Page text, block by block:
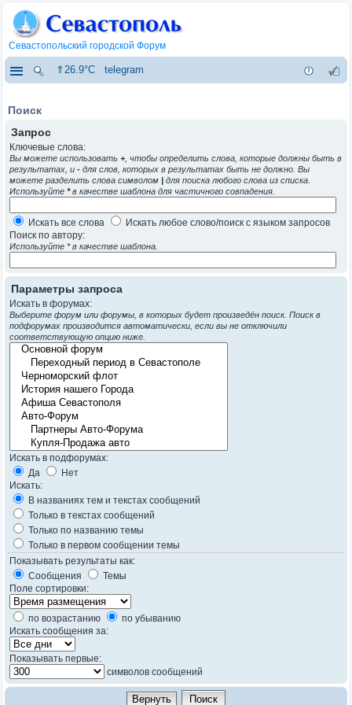
Севастопольский городской Форум
⇑26.9°C telegram
Поиск
Запрос
Ключевые слова:
Вы можете использовать +, чтобы определить слова, которые должны быть в
результатах, и - для слов, которых в результатах быть не должно. Вы
можете разделить слова символом | для поиска любого слова из списка.
Используйте *в качестве шаблона для частичного совпадения.
Искать все слова
Искать любое слово/поиск с языком запросов
Поиск по автору:
Используйте * в качестве шаблона.
Параметры запроса
Искать в форумах:
Выберите форум или форумы, в которых будет произведён поиск. Поиск в
подфорумах производится автоматически, если вы не отключили
соответствующую опцию ниже.
Искать в подфорумах:
Да
Нет
Искать:
В названиях тем и текстах сообщений
Только в текстах сообщений
Только по названию темы
Только в первом сообщении темы
Показывать результаты как:
Сообщения
Темы
Поле сортировки:
по возрастанию
по убыванию
Искать сообщения за:
Показывать первые:
символов сообщений